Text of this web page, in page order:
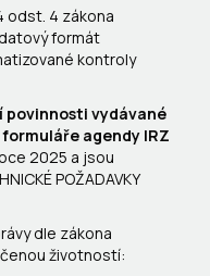
odst. 4 zákona
formát
kontroly
povinnosti vydávané
agendy IRZ
2025 a jsou
POŽADAVKY
dle zákona
životností: